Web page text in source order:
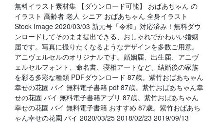
無料イラスト素材集 【ダウンロード可能】 おばあちゃん の
イラスト 高齢者 老人 シニア おばあちゃん 全身イラスト
Stock Image 2020/03/03 新元号「令和」対応済み！無料ダウ
ンロードしてそのまま提出できる、おしゃれでかわいい婚姻
届です。写真に撮りたくなるようなデザインを多数ご用意。
アニヴェルセルのオリジナルです。婚姻届、出生届、アニヴ
ェルセルフォント、命名書、寝相アートなど、結婚後の家族
を彩る多彩な種類 PDFダウンロード 87歳。紫竹おばあちゃん
幸せの花園 バイ 無料電子書籍 pdf 87歳。紫竹おばあちゃん幸
せの花園 バイ 無料電子書籍アプリ 87歳。紫竹おばあちゃん
幸せの花園 バイ 無料電子書籍 おすすめ 87歳。紫竹おばあち
ゃん幸せの花園 バイ 2020/03/25 2018/02/23 2019/09/13